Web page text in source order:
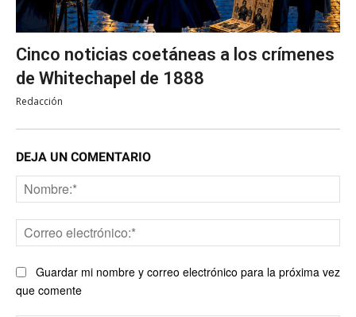
Cinco noticias coetáneas a los crímenes
de Whitechapel de 1888
Redacción
DEJA UN COMENTARIO
Guardar mi nombre y correo electrónico para la próxima vez
que comente